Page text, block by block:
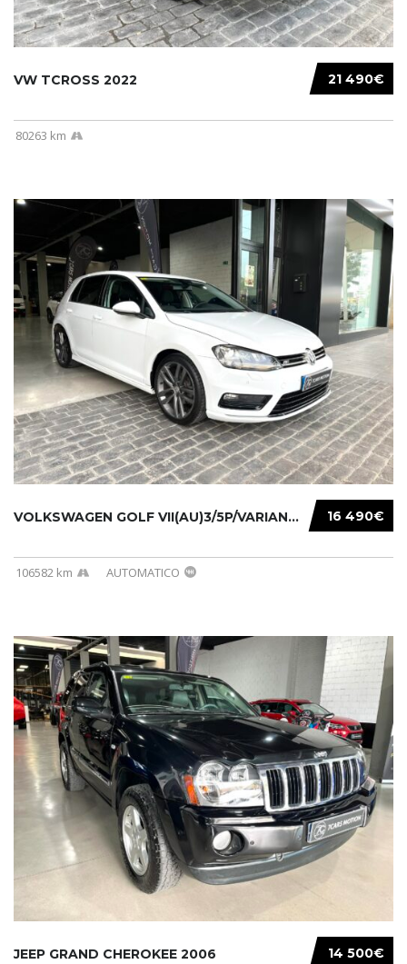
21 490€
VW TCROSS 2022
80263 km
16 490€
VOLKSWAGEN GOLF VII(AU)3/5P/VARIANT(12-16 20...
106582 km AUTOMATICO
14 500€
JEEP GRAND CHEROKEE 2006